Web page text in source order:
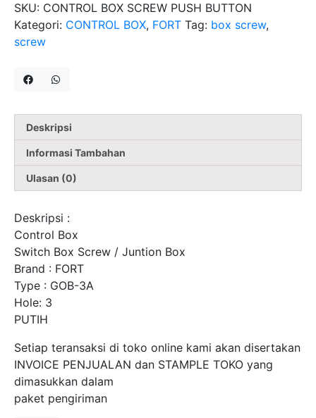
3
Hole
Lubang
Telemecanique
SKU: CONTROL BOX SCREW PUSH BUTTON
Kategori: CONTROL BOX, FORT Tag: box screw,
screw
Deskripsi
Informasi Tambahan
Ulasan (0)
Deskripsi :
Control Box
Switch Box Screw / Juntion Box
Brand : FORT
Type : GOB-3A
Hole: 3
PUTIH
Setiap teransaksi di toko online kami akan disertakan
INVOICE PENJUALAN dan STAMPLE TOKO yang
dimasukkan dalam
paket pengiriman